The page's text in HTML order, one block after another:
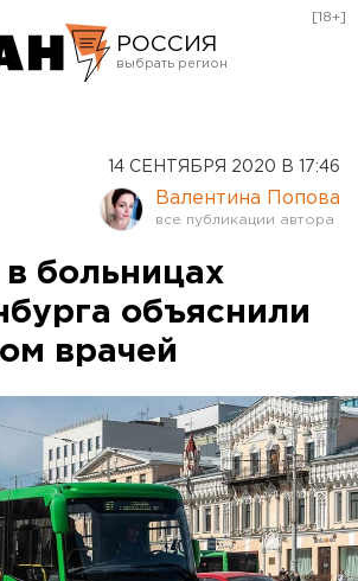
РОССИЯ
Курган
Оренбург
[18+]
14 СЕНТЯБРЯ 2020 В 17:46
Валентина Попова
больницах
объяснили
врачей